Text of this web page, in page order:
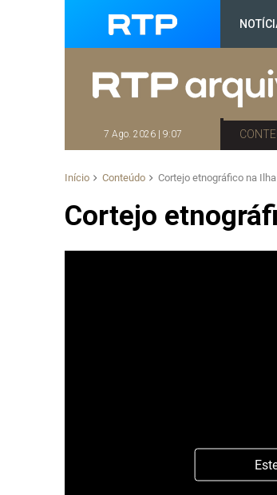
7 Ago. 2026 | 9:07
Início Conteúdo Cortejo etnográfico na
Cortejo